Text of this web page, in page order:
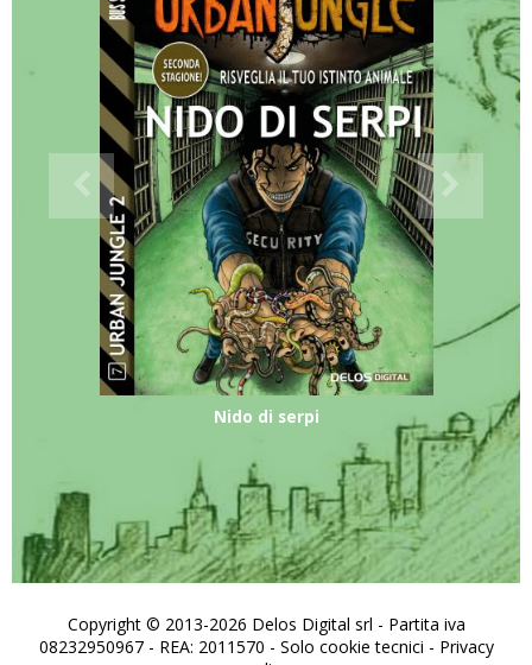
Nido di serpi
Copyright © 2013-2026 Delos Digital srl - Partita iva
08232950967 - REA: 2011570 - Solo cookie tecnici - Privacy